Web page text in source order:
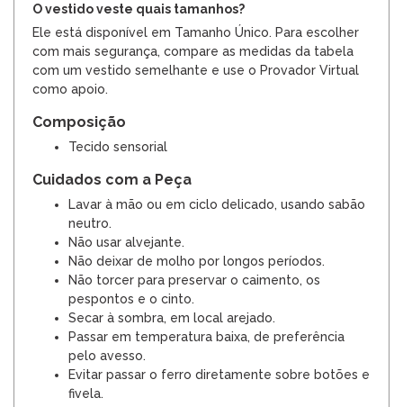
O vestido veste quais tamanhos?
Ele está disponível em Tamanho Único. Para escolher
com mais segurança, compare as medidas da tabela
com um vestido semelhante e use o Provador Virtual
como apoio.
Composição
Tecido sensorial
Cuidados com a Peça
Lavar à mão ou em ciclo delicado, usando sabão
neutro.
Não usar alvejante.
Não deixar de molho por longos períodos.
Não torcer para preservar o caimento, os
pespontos e o cinto.
Secar à sombra, em local arejado.
Passar em temperatura baixa, de preferência
pelo avesso.
Evitar passar o ferro diretamente sobre botões e
fivela.